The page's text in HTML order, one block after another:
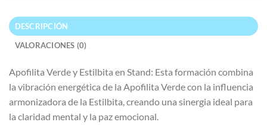
DESCRIPCIÓN
VALORACIONES (0)
Apofilita Verde y Estilbita en Stand: Esta formación combina
la vibración energética de la Apofilita Verde con la influencia
armonizadora de la Estilbita, creando una sinergia ideal para
la claridad mental y la paz emocional.